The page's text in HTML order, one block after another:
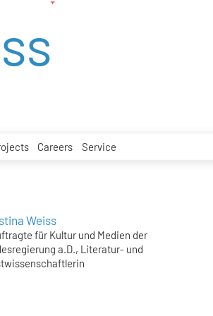
Careers Service
Weiss
für Kultur und Medien der
a.D., Literatur- und